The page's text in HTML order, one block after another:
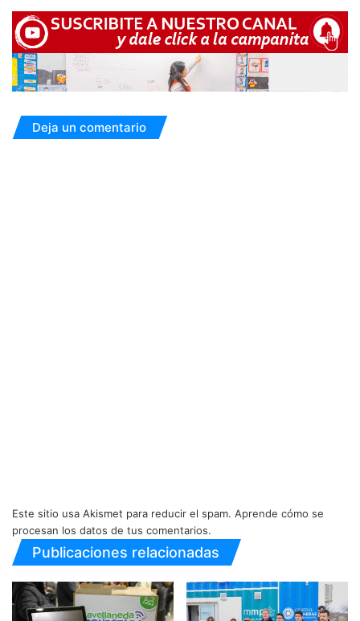
Deja un comentario
Este sitio usa Akismet para reducir el spam. Aprende cómo se
procesan los datos de tus comentarios.
Publicaciones relacionadas